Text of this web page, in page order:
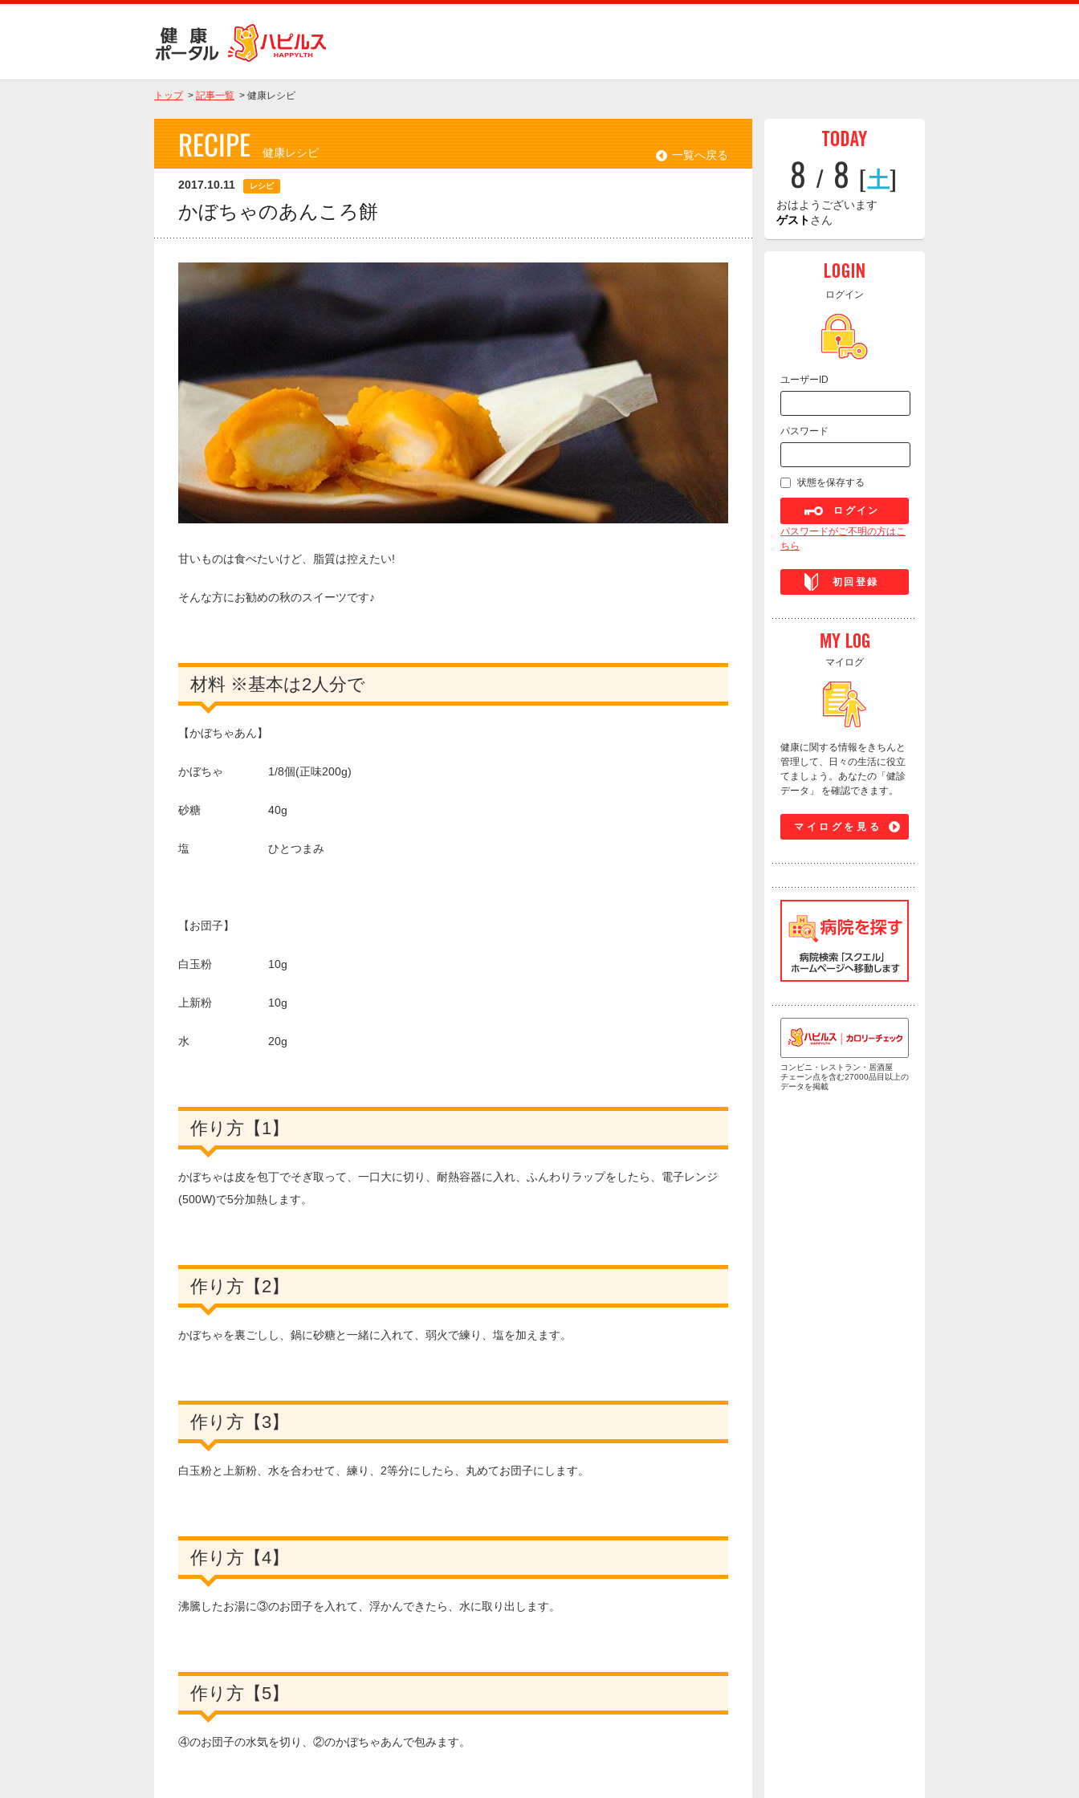
トップ > 記事一覧 > 健康レシピ
RECIPE 健康レシピ 一覧へ戻る
2017.10.11 レシピ
かぼちゃのあんころ餅
甘いものは食べたいけど、脂質は控えたい!
そんな方にお勧めの秋のスイーツです♪
材料 ※基本は2人分で
【かぼちゃあん】
かぼちゃ 1/8個(正味200g)
砂糖 40g
塩 ひとつまみ
【お団子】
白玉粉 10g
上新粉 10g
水 20g
作り方【1】
かぼちゃは皮を包丁でそぎ取って、一口大に切り、耐熱容器に入れ、ふんわりラップをしたら、電子レンジ
(500W)で5分加熱します。
作り方【2】
かぼちゃを裏ごしし、鍋に砂糖と一緒に入れて、弱火で練り、塩を加えます。
作り方【3】
白玉粉と上新粉、水を合わせて、練り、2等分にしたら、丸めてお団子にします。
作り方【4】
沸騰したお湯に③のお団子を入れて、浮かんできたら、水に取り出します。
作り方【5】
④のお団子の水気を切り、②のかぼちゃあんで包みます。
8 / 8 [土]
おはようございます
ゲストさん
ログイン
ユーザーID
パスワード
状態を保存する
ログイン
パスワードがご不明の方はこ
ちら
初回登録
マイログ
健康に関する情報をきちんと
管理して、日々の生活に役立
てましょう。あなたの「健診
データ」 を確認できます。
マイログを見る
コンビニ・レストラン・居酒屋
チェーン点を含む27000品目以上の
データを掲載